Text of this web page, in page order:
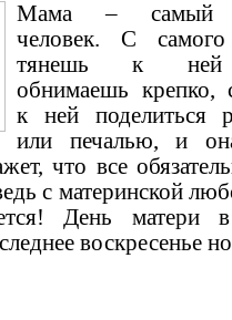
Мама – самый
человек. С самого
тянешь к ней
обнимаешь крепко,
к ней поделиться
или печалью, и
что все
с материнской
День матери
воскресенье